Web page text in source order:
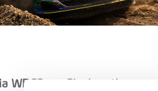
WRC2, os Skoda estiveram